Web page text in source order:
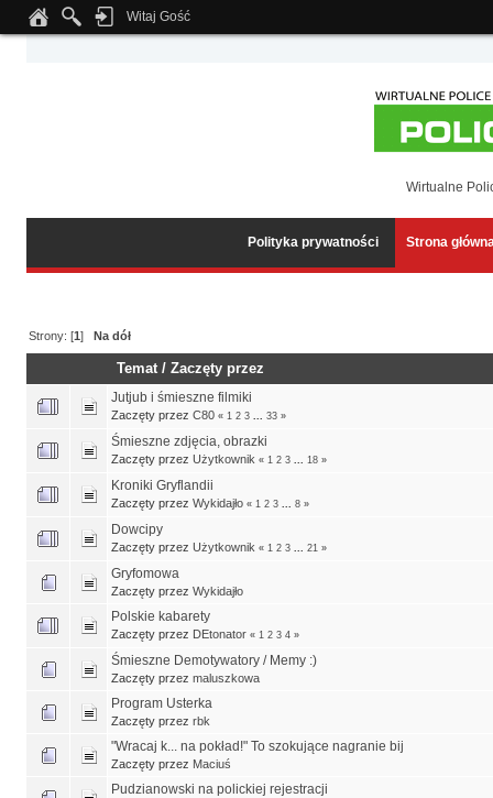
Notice: Undefined index: tapatalk_body_hook in
Witaj Gość
Wirtualne
Polityka prywatności Strona
Strony: [1]Na dół
Temat /Zaczęty przez
Jutjub i śmieszne filmiki
Zaczęty przez C80 « 1 2 3 33 »
Śmieszne zdjęcia, obrazki
Zaczęty przez Użytkownik « 1 2 3 18 »
Kroniki Gryflandii
Zaczęty przez Wykidajło « 1 2 3 8 »
Dowcipy
Zaczęty przez Użytkownik « 1 2 3 21 »
Gryfomowa
Zaczęty przez Wykidajło
Polskie kabarety
Zaczęty przez DEtonator « 1 2 3 4 »
Śmieszne Demotywatory / Memy :)
Zaczęty przez maluszkowa
Program Usterka
Zaczęty przez rbk
"Wracaj k... na pokład!" To szokujące nagranie bij
Zaczęty przez Maciuś
Pudzianowski na polickiej rejestracji